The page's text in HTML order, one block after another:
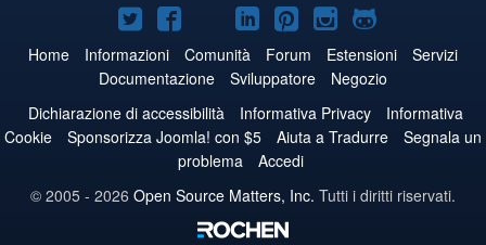
Joomla!
su
Twitter
Joomla!
su
Facebook
Joomla!
su
YouTube
Joomla!
su
LinkedIn
Joomla!
su
Pinterest
Joomla!
su
Instagram
Joomla!
su
GitHub
Home Informazioni Comunità Forum Estensioni
Servizi
Documentazione
Sviluppatore
Negozio
Dichiarazione di accessibilità
Informativa Privacy
Informativa
Cookie
Sponsorizza Joomla! con $5 Aiuta a Tradurre
Segnala un
problema
Accedi
© 2005 - 2026 Open Source Matters, Inc. Tutti i diritti riservati.